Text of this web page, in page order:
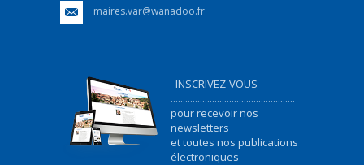
maires.var@wanadoo.fr
INSCRIVEZ-VOUS
...................................................
pour recevoir nos
newsletters
et toutes nos publications
électroniques